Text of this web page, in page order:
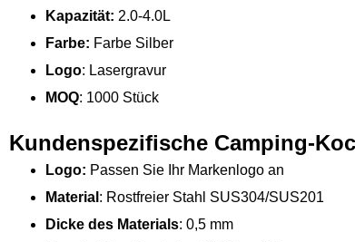
Kapazität: 2.0-4.0L
Farbe: Farbe Silber
Logo: Lasergravur
MOQ: 1000 Stück
Kundenspezifische Camping-
Logo: Passen Sie Ihr Markenlogo an
Material : Rostfreier Stahl SUS304/SUS201
Dicke des Materials: 0,5 mm